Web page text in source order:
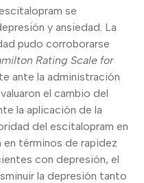
se
y ansiedad. La
pudo corroborarse
Rating Scale for
ante la administración
el cambio del
la aplicación de la
del escitalopram en
términos de rapidez
con depresión, el
la depresión tanto